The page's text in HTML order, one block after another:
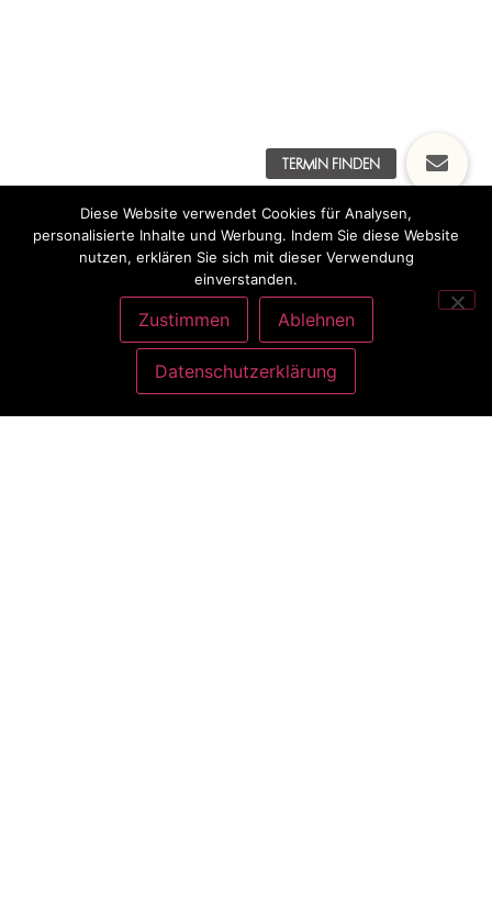
Diese Website verwendet Cookies für Analysen,
personalisierte Inhalte und Werbung. Indem Sie diese Website
nutzen, erklären Sie sich mit dieser Verwendung
einverstanden.
Zustimmen Ablehnen
Datenschutzerklärung